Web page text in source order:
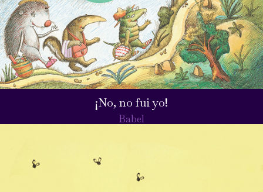
¡No, no fui yo!
Babel